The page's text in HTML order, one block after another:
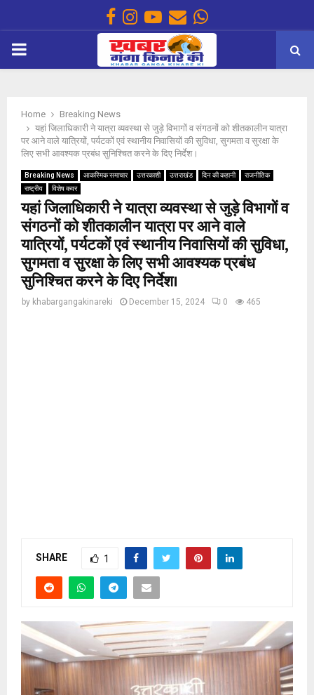
Facebook
Instagram
Youtube
EmailWhatsapp
PRIMARY
Home
Breaking News
यहां जिलाधिकारी ने यात्रा व्यवस्था से जुड़े विभागों व संगठनों को शीतकालीन यात्रा
पर आने वाले यात्रियों, पर्यटकों एवं स्थानीय निवासियों की सुविधा, सुगमता व सुरक्षा के
लिए सभी आवश्यक प्रबंध सुनिश्चित करने के दिए निर्देश।
Breaking News आकस्मिक समाचार उत्तरकाशी उत्तराखंड दिन की कहानी
राजनीतिक
राष्ट्रीय
विशेष कवर
यहां जिलाधिकारी ने यात्रा व्यवस्था से जुड़े विभागों व
संगठनों को शीतकालीन यात्रा पर आने वाले
यात्रियों, पर्यटकों एवं स्थानीय निवासियों की सुविधा,
सुगमता व सुरक्षा के लिए सभी आवश्यक प्रबंध
सुनिश्चित करने के दिए निर्देश।
by khabargangakinareki December 15, 2024 0 465
SHARE 1